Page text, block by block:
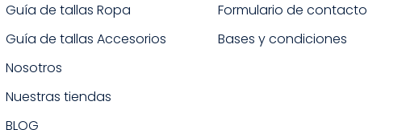
Guía de tallas Ropa
Guía de tallas Accesorios
Nosotros
Nuestras tiendas
BLOG
Formulario de contacto
Bases y condiciones